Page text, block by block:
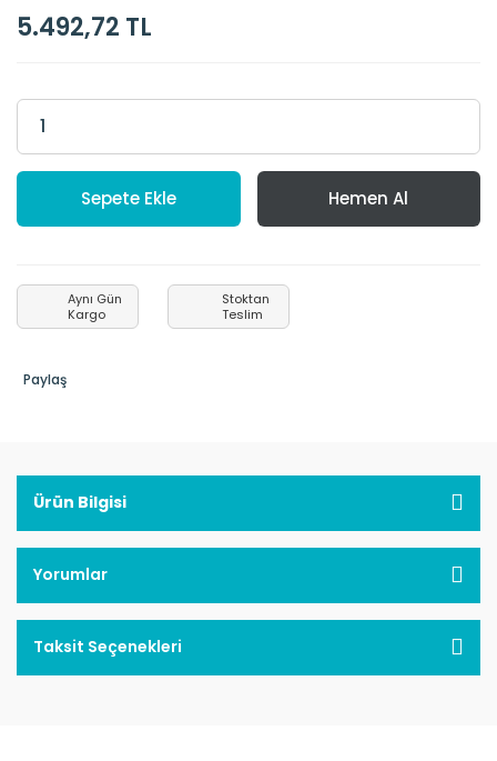
5.492,72 TL
Sepete Ekle Hemen Al
Aynı Gün
Kargo
Stoktan
Teslim
Paylaş
Ürün Bilgisi
Yorumlar
Taksit Seçenekleri